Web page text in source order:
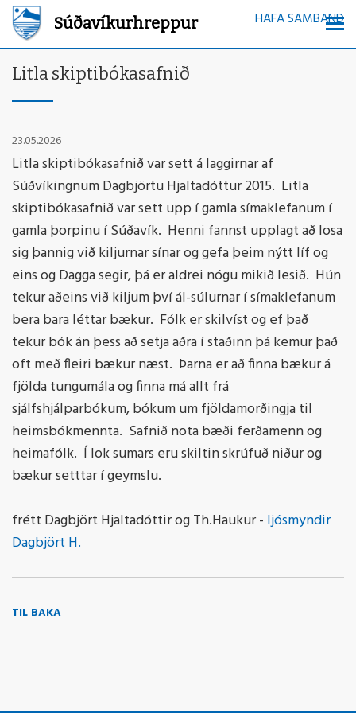
Súðavíkurhreppur HAFA SAMBAND
Litla skiptibókasafnið
23.05.2026
Litla skiptibókasafnið var sett á laggirnar af
Súðvíkingnum Dagbjörtu Hjaltadóttur 2015. Litla
skiptibókasafnið var sett upp í gamla símaklefanum í
gamla þorpinu í Súðavík. Henni fannst upplagt að losa
sig þannig við kiljurnar sínar og gefa þeim nýtt líf og
eins og Dagga segir, þá er aldrei nógu mikið lesið. Hún
tekur aðeins við kiljum því ál-súlurnar í símaklefanum
bera bara léttar bækur. Fólk er skilvíst og ef það
tekur bók án þess að setja aðra í staðinn þá kemur það
oft með fleiri bækur næst. Þarna er að finna bækur á
fjölda tungumála og finna má allt frá
sjálfshjálparbókum, bókum um fjöldamorðingja til
heimsbókmennta. Safnið nota bæði ferðamenn og
heimafólk. Í lok sumars eru skiltin skrúfuð niður og
bækur setttar í geymslu.
frétt Dagbjört Hjaltadóttir og Th.Haukur - ljósmyndir
Dagbjört H.
TIL BAKA